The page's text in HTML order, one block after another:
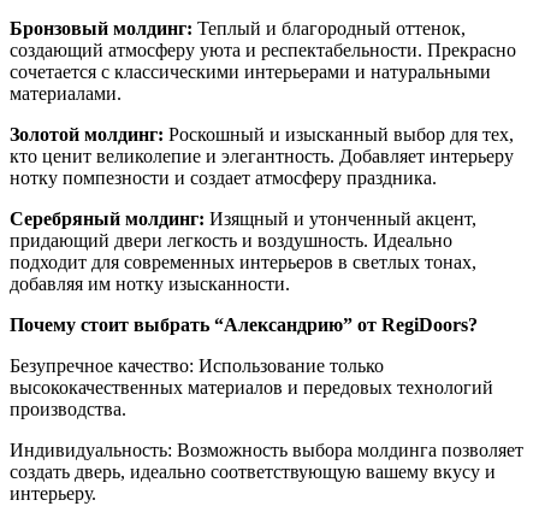
Бронзовый молдинг: Теплый и благородный оттенок,
создающий атмосферу уюта и респектабельности. Прекрасно
сочетается с классическими интерьерами и натуральными
материалами.
Золотой молдинг: Роскошный и изысканный выбор для тех,
кто ценит великолепие и элегантность. Добавляет интерьеру
нотку помпезности и создает атмосферу праздника.
Серебряный молдинг: Изящный и утонченный акцент,
придающий двери легкость и воздушность. Идеально
подходит для современных интерьеров в светлых тонах,
добавляя им нотку изысканности.
Почему стоит выбрать “Александрию” от RegiDoors?
Безупречное качество: Использование только
высококачественных материалов и передовых технологий
производства.
Индивидуальность: Возможность выбора молдинга позволяет
создать дверь, идеально соответствующую вашему вкусу и
интерьеру.